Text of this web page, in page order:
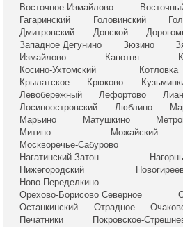
Восточное Измайлово
Гагаринский
Головинский
Дмитровский
Донской
Западное Дегунино
Зюзино
Измайлово
Капотня
Косино-Ухтомский
Котловка
Крылатское
Крюково
Левобережный
Лефортово
Лосиноостровский
Люблино
Марьино
Матушкино
Митино
Можайский
Москворечье-Сабурово
Нагатинский Затон
Нижегородский
Ново-Переделкино
Орехово-Борисово Северное
Останкинский
Отрадное
Печатники
Покровское-